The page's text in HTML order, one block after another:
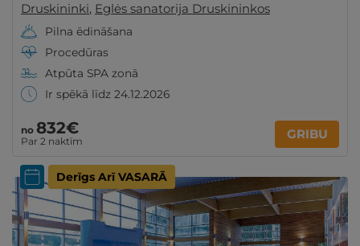
Druskininki, Eglės sanatorija Druskininkos
Pilna ēdināšana
Procedūras
Atpūta SPA zonā
Ir spēkā līdz 24.12.2026
no 832€
Par 2 naktīm GRIBU
Derīgs Arī VASARĀ